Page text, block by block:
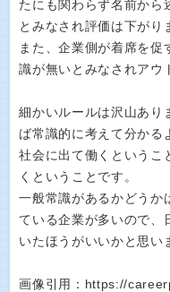
たにも関わらず名前から
とみなされ評価は下がり
また、企業側が着席を促
識が無いとみなされアウ
細かいルールは沢山あり
ば常識的に考えて分かる
社会に出て働くというこ
くということです。
一般常識があるかどうか
ている企業が多いので、
いたほうがいいかと思い
画像引用：https://